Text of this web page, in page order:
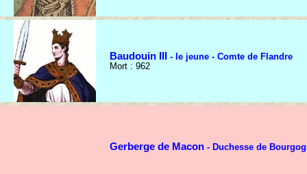
Baudouin III - le jeune - Comte de Flandre
Mort : 962
Gerberge de Macon - Duchesse de